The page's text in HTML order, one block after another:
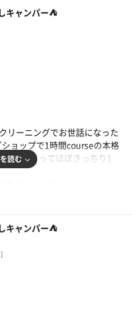
はしたもののサウニング前
ナの度に洗体するから手の
てるわ……皮膚も割れてる
のでJODANJODANにしっ
ナ室は湿度が結構あるから
と3セットやっちゃう🤣
は8分3セットでしっかりキ
ゴリラ豪雨🦍…ものすげぇ
っき買ったトンボマグロ
る…はず🤣
予定なし。しかし強烈に蒸し
。除湿はかけていたけどや
極楽湯♨️にしようかな…い
ろだしなぉ🤔
あるし磐田まで行こ🚗💨＜
ななつぼしですね🫡
ないやんか( ´艸｀)
汚れきったこの身体をしっ
あ、アテクシ固形石鹸派。
🈂️活しましょう😊
室。全て同じ最JODANの
マジでサウニングが捗りま
キャンパー⛺
リーニングでお世話になった
ョップで1時間courseの本格
してもらってほぼきっちり1
中みたいで…)店を出たら、
しちゃんとあのハガキも持
ぎ説はあるものの(どう見
にイクしかなくなりました
アテクシが降臨しましたよ
読む
キャンパー⛺